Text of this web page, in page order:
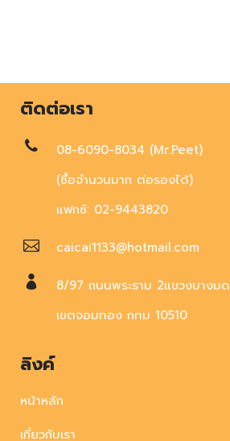
ติดต่อเรา
08-6090-8034 (Mr.Peet)
(ซื้อจำนวนมาก ต่อรองได้)
แฟกซ์: 02-9443820
caicai1133@hotmail.com
8/97 ถนนพระราม 2แขวงบางมด
เขตจอมทอง กทม 10510
ลิงค์
หน้าหลัก
เกี่ยวกับเรา